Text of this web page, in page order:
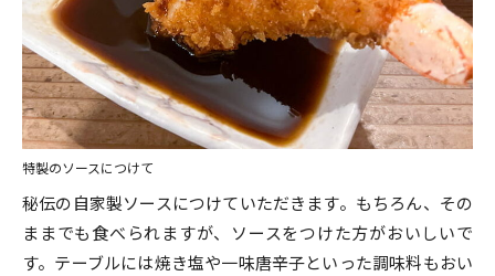
特製のソースにつけて
秘伝の自家製ソースにつけていただきます。もちろん、その
ままでも食べられますが、ソースをつけた方がおいしいで
す。テーブルには焼き塩や一味唐辛子といった調味料もおい